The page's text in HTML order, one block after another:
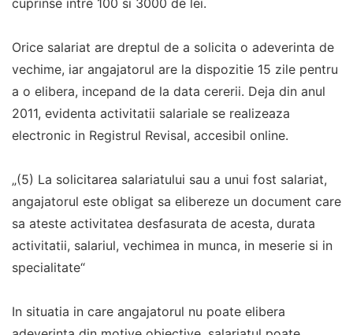
cuprinse intre 100 si 3000 de lei.
Orice salariat are dreptul de a solicita o adeverinta de
vechime, iar angajatorul are la dispozitie 15 zile pentru
a o elibera, incepand de la data cererii. Deja din anul
2011, evidenta activitatii salariale se realizeaza
electronic in Registrul Revisal, accesibil online.
„(5) La solicitarea salariatului sau a unui fost salariat,
angajatorul este obligat sa elibereze un document care
sa ateste activitatea desfasurata de acesta, durata
activitatii, salariul, vechimea in munca, in meserie si in
specialitate“
In situatia in care angajatorul nu poate elibera